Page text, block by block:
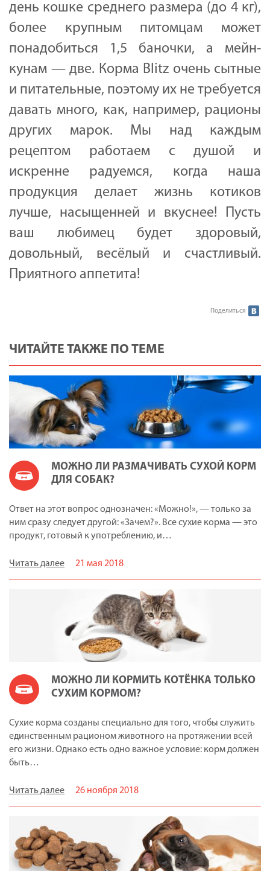
день кошке среднего размера (до 4 кг),
более крупным питомцам может
понадобиться 1,5 баночки, а мейн-
кунам — две. Корма Blitz очень сытные
и питательные, поэтому их не требуется
давать много, как, например, рационы
других марок. Мы над каждым
рецептом работаем с душой и
искренне радуемся, когда наша
продукция делает жизнь котиков
лучше, насыщенней и вкуснее! Пусть
ваш любимец будет здоровый,
довольный, весёлый и счастливый.
Приятного аппетита!
Поделиться
ЧИТАЙТЕ ТАКЖЕ ПО ТЕМЕ
МОЖНО ЛИ РАЗМАЧИВАТЬ СУХОЙ КОРМ
ДЛЯ СОБАК?
Ответ на этот вопрос однозначен: «Можно!», — только за
ним сразу следует другой: «Зачем?». Все сухие корма — это
продукт, готовый к употреблению, и…
Читать далее 21 мая 2018
МОЖНО ЛИ КОРМИТЬ КОТЁНКА ТОЛЬКО
СУХИМ КОРМОМ?
Сухие корма созданы специально для того, чтобы служить
единственным рационом животного на протяжении всей
его жизни. Однако есть одно важное условие: корм должен
быть…
Читать далее 26 ноября 2018